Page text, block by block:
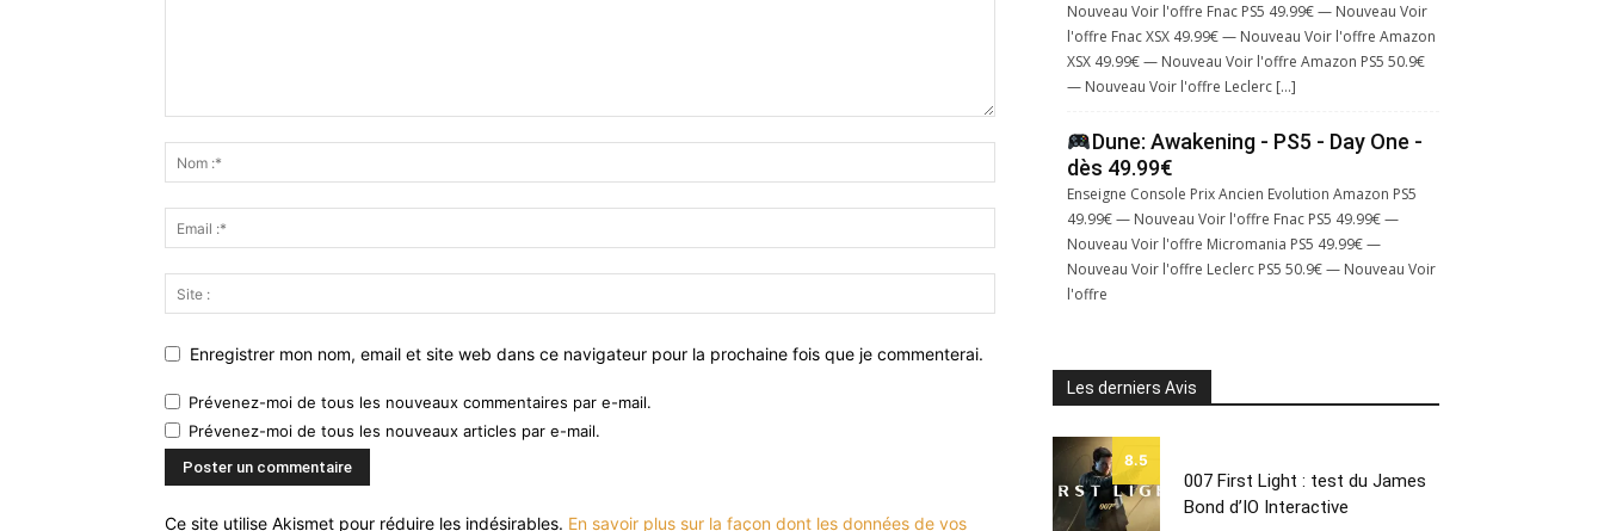
Enregistrer mon nom, email et site web dans ce navigateur pour la prochaine fois que je commenterai.
Prévenez-moi de tous les nouveaux commentaires par e-mail.
Prévenez-moi de tous les nouveaux articles par e-mail.
Ce site utilise Akismet pour réduire les indésirables. En savoir plus sur la façon dont les données de vos
Nouveau Voir l'offre Fnac PS5 49.99€ — Nouveau Voir
l'offre Fnac XSX 49.99€ — Nouveau Voir l'offre Amazon
XSX 49.99€ — Nouveau Voir l'offre Amazon PS5 50.9€
— Nouveau Voir l'offre Leclerc […]
Dune: Awakening - PS5 - Day One -
dès 49.99€
Enseigne Console Prix Ancien Evolution Amazon PS5
49.99€ — Nouveau Voir l'offre Fnac PS5 49.99€ —
Nouveau Voir l'offre Micromania PS5 49.99€ —
Nouveau Voir l'offre Leclerc PS5 50.9€ — Nouveau Voir
l'offre
Les derniers Avis
8.5
007 First Light : test du James
Bond d’IO Interactive